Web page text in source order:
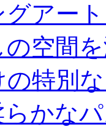
アー
空間
特別
かな